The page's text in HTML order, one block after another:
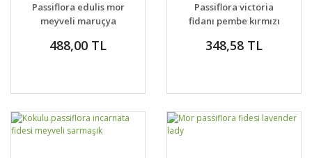
Passiflora edulis mor
meyveli maruçya
488,00 TL
Passiflora victoria
fidanı pembe kırmızı
348,58 TL